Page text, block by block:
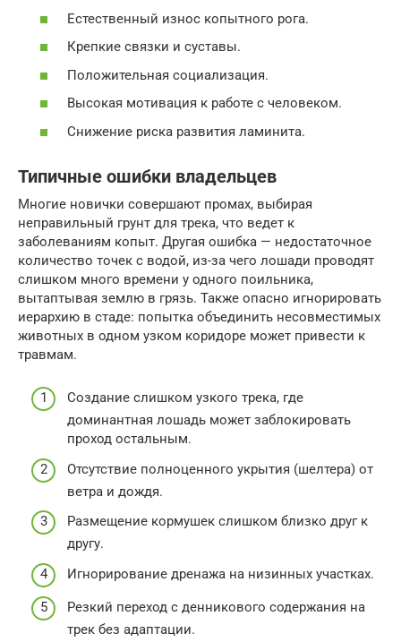
Естественный износ копытного рога.
Крепкие связки и суставы.
Положительная социализация.
Высокая мотивация к работе с человеком.
Снижение риска развития ламинита.
Типичные ошибки владельцев
Многие новички совершают промах, выбирая
неправильный грунт для трека, что ведет к
заболеваниям копыт. Другая ошибка — недостаточное
количество точек с водой, из-за чего лошади проводят
слишком много времени у одного поильника,
вытаптывая землю в грязь. Также опасно игнорировать
иерархию в стаде: попытка объединить несовместимых
животных в одном узком коридоре может привести к
травмам.
Создание слишком узкого трека, где
доминантная лошадь может заблокировать
проход остальным.
Отсутствие полноценного укрытия (шелтера) от
ветра и дождя.
Размещение кормушек слишком близко друг к
другу.
Игнорирование дренажа на низинных участках.
Резкий переход с денникового содержания на
трек без адаптации.